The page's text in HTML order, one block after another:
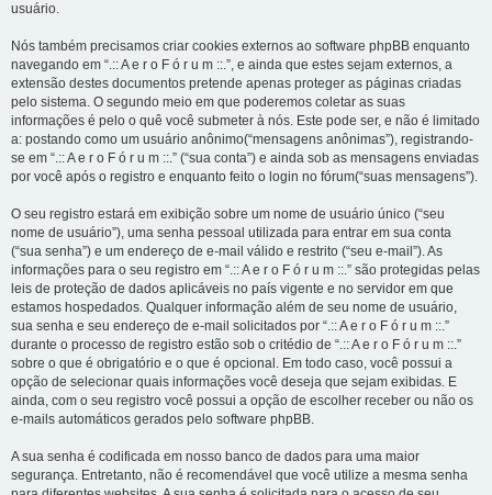
usuário.
Nós também precisamos criar cookies externos ao software phpBB enquanto
navegando em “.:: A e r o F ó r u m ::.”, e ainda que estes sejam externos, a
extensão destes documentos pretende apenas proteger as páginas criadas
pelo sistema. O segundo meio em que poderemos coletar as suas
informações é pelo o quê você submeter à nós. Este pode ser, e não é limitado
a: postando como um usuário anônimo(“mensagens anônimas”), registrando-
se em “.:: A e r o F ó r u m ::.” (“sua conta”) e ainda sob as mensagens enviadas
por você após o registro e enquanto feito o login no fórum(“suas mensagens”).
O seu registro estará em exibição sobre um nome de usuário único (“seu
nome de usuário”), uma senha pessoal utilizada para entrar em sua conta
(“sua senha”) e um endereço de e-mail válido e restrito (“seu e-mail”). As
informações para o seu registro em “.:: A e r o F ó r u m ::.” são protegidas pelas
leis de proteção de dados aplicáveis no país vigente e no servidor em que
estamos hospedados. Qualquer informação além de seu nome de usuário,
sua senha e seu endereço de e-mail solicitados por “.:: A e r o F ó r u m ::.”
durante o processo de registro estão sob o critédio de “.:: A e r o F ó r u m ::.”
sobre o que é obrigatório e o que é opcional. Em todo caso, você possui a
opção de selecionar quais informações você deseja que sejam exibidas. E
ainda, com o seu registro você possui a opção de escolher receber ou não os
e-mails automáticos gerados pelo software phpBB.
A sua senha é codificada em nosso banco de dados para uma maior
segurança. Entretanto, não é recomendável que você utilize a mesma senha